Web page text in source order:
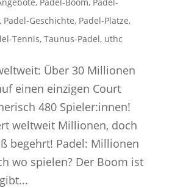
, Padel-Geschichte, Padel-Plätze,
Tennis, Taunus-Padel, uthc
Über 30 Millionen
einen einzigen Court
480 Spieler:innen!
weltweit Millionen, doch
begehrt! Padel: Millionen
wo spielen? Der Boom ist